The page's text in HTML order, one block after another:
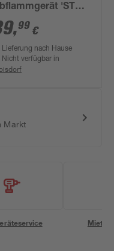
'ST
mehrfarbig Ø
mm
,99 €
Lieferung nach Hause
Nicht verfügbar in
Markt